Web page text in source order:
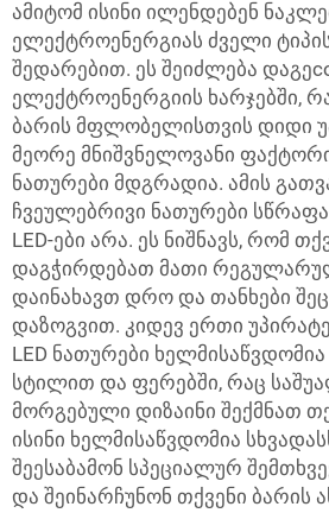
ამიტომ ისინი ილენდებენ
ელექტროენერგიას ძველი
შედარებით. ეს შეიძლება
ელექტროენერგიის ხარჯებში,
ბარის მფლობელისთვის დიდი
მეორე მნიშვნელოვანი
ნათურები მდგრადია. ამის
ჩვეულებრივი ნათურები
LED-ები არა. ეს ნიშნავს, რომ
დაგჭირდებათ მათი
დაინახავთ დრო და თანხები
დაზოგვით. კიდევ ერთი
LED ნათურები ხელმისაწვდომია
სტილით და ფერებში, რაც
მორგებული დიზაინი შექმნათ
ისინი ხელმისაწვდომია
შეესაბამონ სპეციალურ
და შეინარჩუნონ თქვენი